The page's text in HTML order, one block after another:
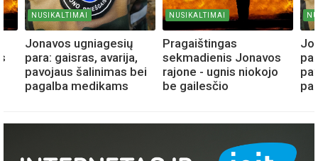
NUSIKALTIMAI
Jonavos ugniagesių
para: gaisras, avarija,
pavojaus šalinimas bei
pagalba medikams
NUSIKALTIMAI
Pragaištingas
sekmadienis Jonavos
rajone - ugnis niokojo
be gailesčio